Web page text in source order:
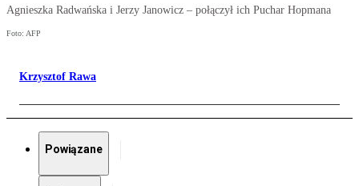
Agnieszka Radwańska i Jerzy Janowicz – połączył ich Puchar Hopmana
Foto: AFP
Krzysztof Rawa
Powiązane